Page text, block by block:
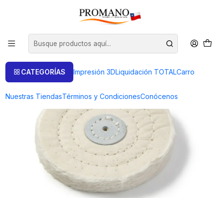
CATEGORÍAS Impresión 3DLiquidación TOTALCarro
Nuestras TiendasTérminos y CondicionesConócenos
Pulido Brillo Pañete Paño
PAÑETE BLANCO 4" BRILLO 100X35X15X50 MM. NIQUA ALEMANIA